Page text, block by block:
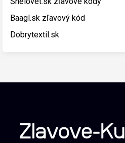
Baagl.sk zľavový kód
Dobrytextil.sk